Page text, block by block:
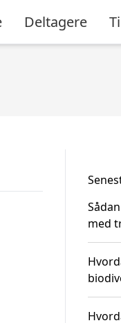
Deltagere
med